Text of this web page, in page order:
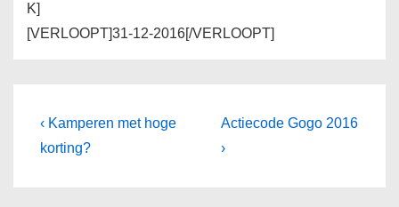
K]
[VERLOOPT]31-12-2016[/VERLOOPT]
Bericht
navigatie
Vorig
bericht
‹ Kamperen met hoge
korting?
Volgende
bericht
Actiecode Gogo 2016
›